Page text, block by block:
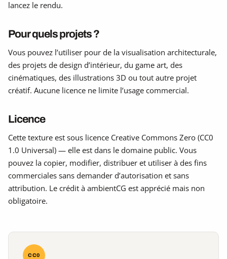
lancez le rendu.
Pour quels projets ?
Vous pouvez l’utiliser pour de la visualisation architecturale,
des projets de design d’intérieur, du game art, des
cinématiques, des illustrations 3D ou tout autre projet
créatif. Aucune licence ne limite l’usage commercial.
Licence
Cette texture est sous licence Creative Commons Zero (CC0
1.0 Universal) — elle est dans le domaine public. Vous
pouvez la copier, modifier, distribuer et utiliser à des fins
commerciales sans demander d’autorisation et sans
attribution. Le crédit à ambientCG est apprécié mais non
obligatoire.
CC0